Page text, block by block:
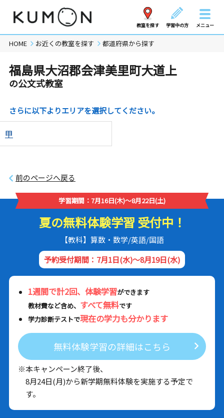
教室を探す 学習中の方 メニュー
HOME お近くの教室を探す 都道府県から探す
福島県大沼郡会津美里町大道上
の公文式教室
さらに以下よりエリアを選択してください。
甲
前のページへ戻る
学習期間：7月16日(木)～8月22日(土)
夏の無料体験学習 受付中！
【教科】算数・数学/英語/国語
予約受付期間：7月1日(水)～8月19日(水)
1週間で計2回、体験学習ができます
教材費など含め、 すべて無料です
学力診断テストで現在の学力も分かります
無料体験学習の詳細はこちら
※本キャンペーン終了後、
8月24日(月)から新学期無料体験を実施する予定で
す。